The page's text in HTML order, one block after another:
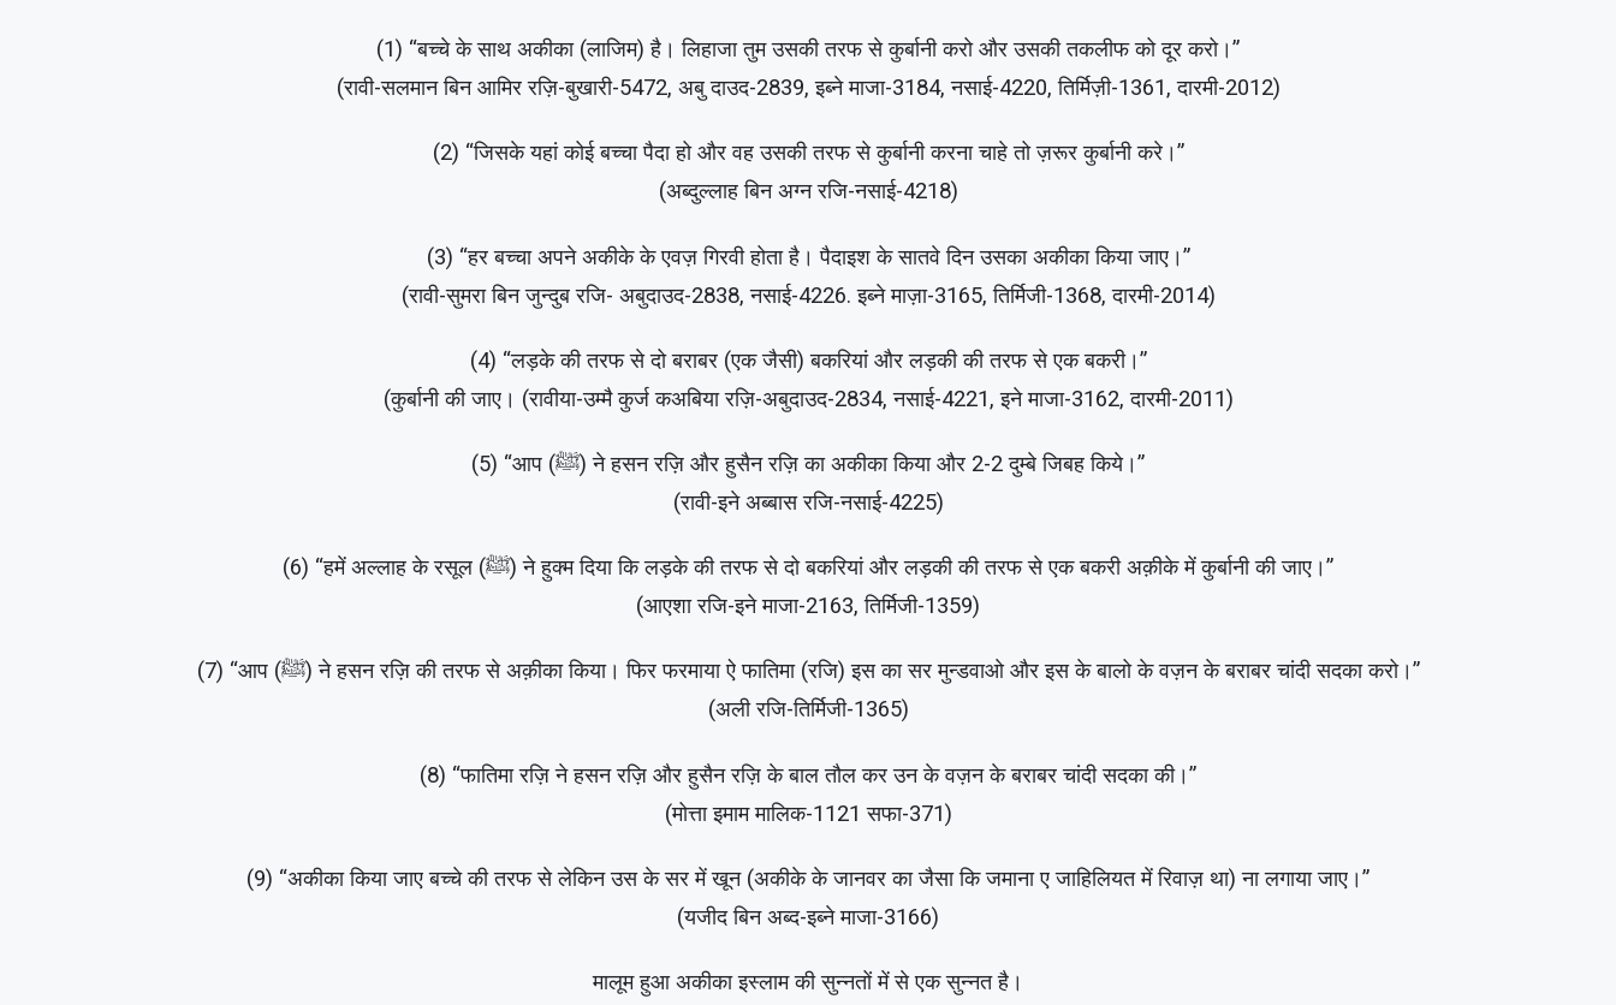
(1) “बच्चे के साथ अकीका (लाजिम) है। लिहाजा तुम उसकी तरफ से कुर्बानी करो और उसकी तकलीफ को दूर करो।”
(रावी-सलमान बिन आमिर रज़ि-बुखारी-5472, अबु दाउद-2839, इब्ने माजा-3184, नसाई-4220, तिर्मिज़ी-1361, दारमी-2012)
(2) “जिसके यहां कोई बच्चा पैदा हो और वह उसकी तरफ से कुर्बानी करना चाहे तो ज़रूर कुर्बानी करे।”
(अब्दुल्लाह बिन अग्न रजि-नसाई-4218)
(3) “हर बच्चा अपने अकीके के एवज़ गिरवी होता है। पैदाइश के सातवे दिन उसका अकीका किया जाए।”
(रावी-सुमरा बिन जुन्दुब रजि- अबुदाउद-2838, नसाई-4226. इब्ने माज़ा-3165, तिर्मिजी-1368, दारमी-2014)
(4) “लड़के की तरफ से दो बराबर (एक जैसी) बकरियां और लड़की की तरफ से एक बकरी।”
(कुर्बानी की जाए। (रावीया-उम्मै कुर्ज कअबिया रज़ि-अबुदाउद-2834, नसाई-4221, इने माजा-3162, दारमी-2011)
(5) “आप (ﷺ) ने हसन रज़ि और हुसैन रज़ि का अकीका किया और 2-2 दुम्बे जिबह किये।”
(रावी-इने अब्बास रजि-नसाई-4225)
(6) “हमें अल्लाह के रसूल (ﷺ) ने हुक्म दिया कि लड़के की तरफ से दो बकरियां और लड़की की तरफ से एक बकरी अक़ीके में कुर्बानी की जाए।”
(आएशा रजि-इने माजा-2163, तिर्मिजी-1359)
(7) “आप (ﷺ) ने हसन रज़ि की तरफ से अक़ीका किया। फिर फरमाया ऐ फातिमा (रजि) इस का सर मुन्डवाओ और इस के बालो के वज़न के बराबर चांदी सदका करो।”
(अली रजि-तिर्मिजी-1365)
(8) “फातिमा रज़ि ने हसन रज़ि और हुसैन रज़ि के बाल तौल कर उन के वज़न के बराबर चांदी सदका की।”
(मोत्ता इमाम मालिक-1121 सफा-371)
(9) “अकीका किया जाए बच्चे की तरफ से लेकिन उस के सर में खून (अकीके के जानवर का जैसा कि जमाना ए जाहिलियत में रिवाज़ था) ना लगाया जाए।”
(यजीद बिन अब्द-इब्ने माजा-3166)
मालूम हुआ अकीका इस्लाम की सुन्नतों में से एक सुन्नत है।